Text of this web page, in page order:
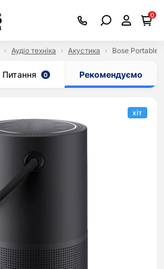
0
Аудіо техніка Акустика Bose Portable
Питання 0 Рекомендуємо
хіт